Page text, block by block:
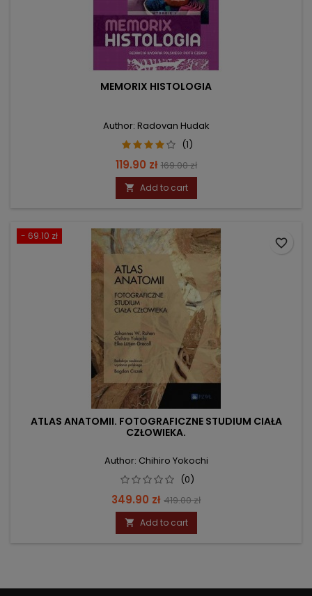
MEMORIX HISTOLOGIA
Author: Radovan Hudak
(1)
Price
119.90 zł Regular
price
169.00 zł
 Add to cart
- 69.10 zł
ATLAS ANATOMII. FOTOGRAFICZNE STUDIUM CIAŁA
CZŁOWIEKA.
Author: Chihiro Yokochi
(0)
Price
349.90 zł Regular
price
419.00 zł
 Add to cart
favorite_border